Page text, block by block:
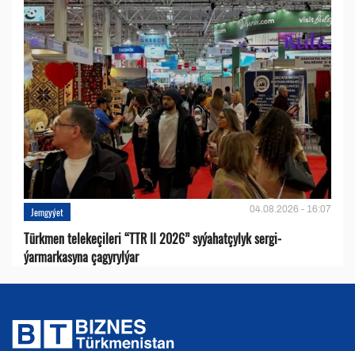
Jemgyýet 04.08.2026 - 16:07
Türkmen telekeçileri “TTR II 2026” syýahatçylyk sergi-
ýarmarkasyna çagyrylýar